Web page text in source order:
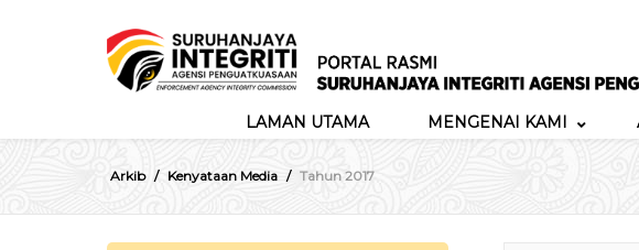
LAMAN UTAMA MENGENAI KAMI
Arkib Kenyataan Media Tahun 2017